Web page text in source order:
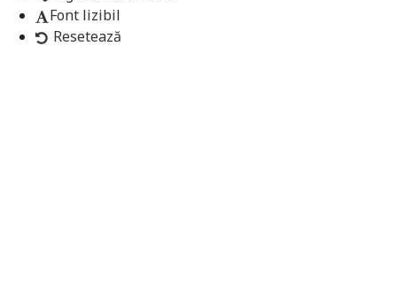
Font lizibil
Resetează